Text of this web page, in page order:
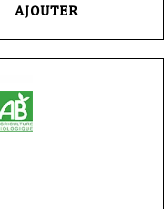
AJOUTER